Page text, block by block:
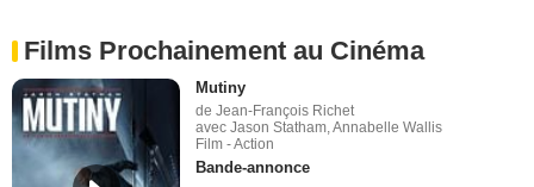
Films Prochainement au Cinéma
Mutiny
de Jean-François Richet
avec Jason Statham, Annabelle Wallis
Film - Action
Bande-annonce